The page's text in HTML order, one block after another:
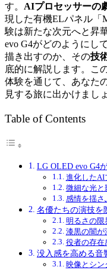
す。 AIプロセッサーの
現した有機ELパネル「
験は新たな次元へと昇
evo G4がどのようにし
描き出すのか、その技
底的に解説します。こ
体験を通じて、あなた
見する旅に出かけまし
Table of Contents
LG OLED evo G4
進化したAI
微細な光と
感情を揺さ
名優たちの演技を
明るさの限
漆黒の闇が
役者の存在
没入感を高める音
映像とシン